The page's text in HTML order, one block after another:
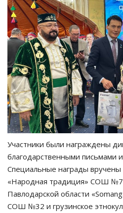
Участники были награждены
благодарственными письмами
Специальные награды
«Народная традиция» СОШ №7
Павлодарской области
СОШ №32 и грузинское